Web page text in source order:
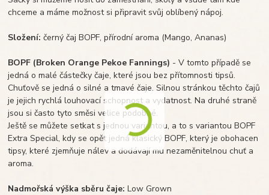
chceme a máme možnost si připravit svůj oblíbený nápoj.
Složení: černý čaj BOPF, přírodní aroma (Mango, Ananas)
BOPF (Broken Orange Pekoe Fannings) - V tomto případě se
jedná o malé částečky čaje, které jsou bez přítomnosti tipsů.
Chuťově se jedná o silné a tmavé čaje. Silnou stránkou těchto čajů
je jejich rychlá louhovací schopnost a vydatnost. Na druhé straně
jsou si často tyto směsi velice podobné.
Ještě se můžete setkat s jednou variantou, a to s variantou BOPF
Extra Special, kdy se opět jedná klasický BOPF, který je obohacen
tipsy, které zjemňuje nálev a dodávají mu nezaměnitelnou chuť a
aroma.
Nadmořská výška sběru čaje: Low Grown